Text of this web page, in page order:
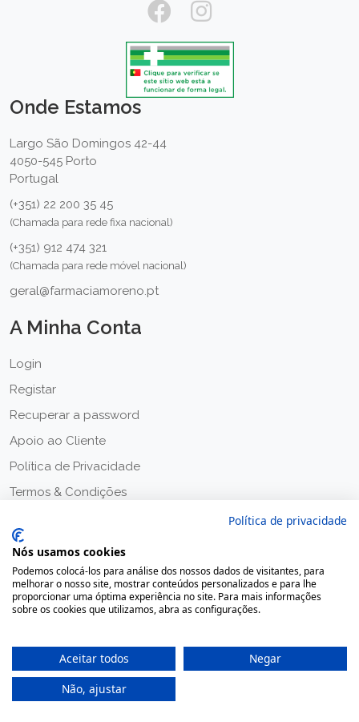
Onde Estamos
Largo São Domingos 42-44
4050-545 Porto
Portugal
(+351) 22 200 35 45
(Chamada para rede fixa nacional)
(+351) 912 474 321
(Chamada para rede móvel nacional)
geral@farmaciamoreno.pt
A Minha Conta
Login
Registar
Recuperar a password
Apoio ao Cliente
Política de Privacidade
Termos & Condições
2020 © Farmácia Moreno, Todos os direitos reservados.
Política de privacidade
Nós usamos cookies
Podemos colocá-los para análise dos nossos dados de visitantes, para
melhorar o nosso site, mostrar conteúdos personalizados e para lhe
proporcionar uma óptima experiência no site. Para mais informações
sobre os cookies que utilizamos, abra as configurações.
Aceitar todos
Negar
Não, ajustar